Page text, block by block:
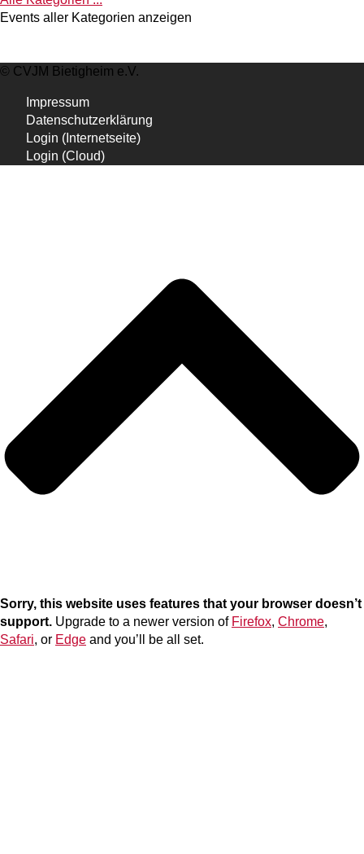
Events aller Kategorien anzeigen
© CVJM Bietigheim e.V.
Impressum
Datenschutzerklärung
Login (Internetseite)
Login (Cloud)
Sorry, this website uses features that your browser doesn’t
support. Upgrade to a newer version of Firefox, Chrome,
Safari, or Edge and you’ll be all set.